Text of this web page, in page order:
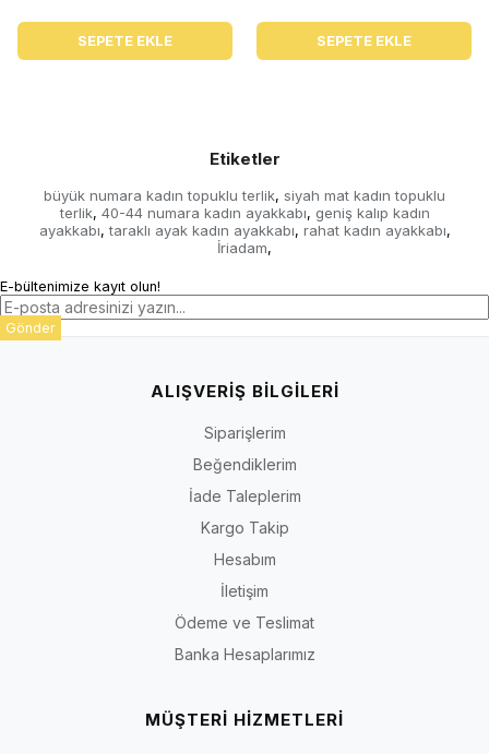
SEPETE EKLE SEPETE EKLE
Etiketler
büyük numara kadın topuklu terlik, siyah mat kadın topuklu
terlik, 40-44 numara kadın ayakkabı, geniş kalıp kadın
ayakkabı, taraklı ayak kadın ayakkabı, rahat kadın ayakkabı,
İriadam,
E-bültenimize kayıt olun!
Gönder
ALIŞVERİŞ BİLGİLERİ
Siparişlerim
Beğendiklerim
İade Taleplerim
Kargo Takip
Hesabım
İletişim
Ödeme ve Teslimat
Banka Hesaplarımız
MÜŞTERİ HİZMETLERİ